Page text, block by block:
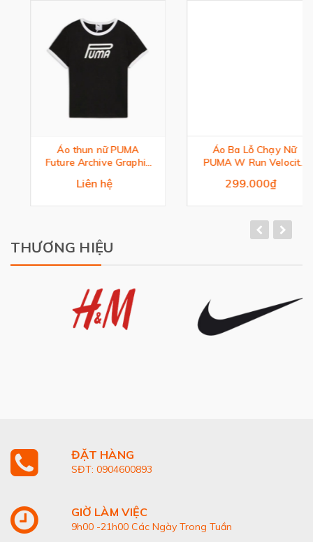
Áo thun nữ PUMA
Future Archive Graphic
Liên hệ
Áo Ba Lỗ Chạy Nữ
PUMA W Run Velocity
299.000₫
THƯƠNG HIỆU
ĐẶT HÀNG
SĐT: 0904600893
GIỜ LÀM VIỆC
9h00 -21h00 Các Ngày Trong Tuần